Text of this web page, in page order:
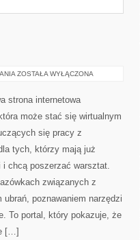
MASZYNY
ZOSTAŁA WYŁĄCZONA
strona internetowa
może stać się wirtualnym
się pracy z
tych, którzy mają już
i chcą poszerzać warsztat.
związanych z
poznawaniem narzędzi
To portal, który pokazuje, że
[…]